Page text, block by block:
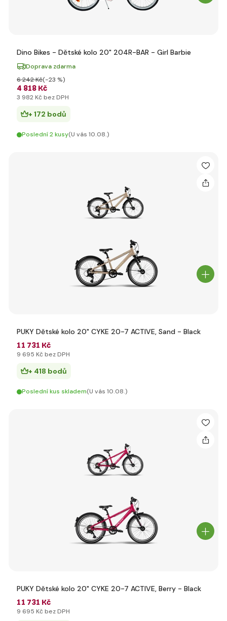
Dino Bikes - Dětské kolo 20" 204R-BAR - Girl Barbie
Doprava zdarma
4 818 Kč
6 242 Kč(-23 %)
3 982 Kč bez DPH
+ 172 bodů
Poslední 2 kusy(U vás 10.08.)
PUKY Dětské kolo 20" CYKE 20-7 ACTIVE, Sand - Black
11 731 Kč
9 695 Kč bez DPH
+ 418 bodů
Poslední kus skladem(U vás 10.08.)
PUKY Dětské kolo 20" CYKE 20-7 ACTIVE, Berry - Black
11 731 Kč
9 695 Kč bez DPH